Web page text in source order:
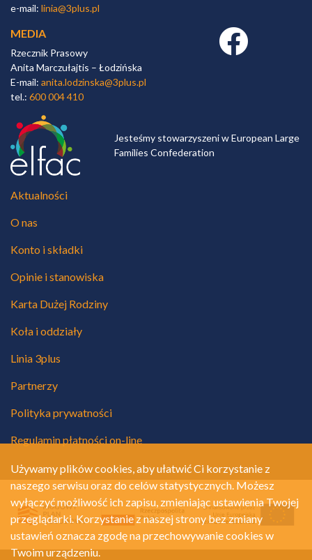
e-mail: linia@3plus.pl
MEDIA
Rzecznik Prasowy
Anita Marczułajtis – Łodzińska
E-mail: anita.lodzinska@3plus.pl
tel.: 600 004 410
Facebook link
Jesteśmy stowarzyszeni w European Large
Families Confederation
Aktualności
O nas
Konto i składki
Opinie i stanowiska
Karta Dużej Rodziny
Koła i oddziały
Linia 3plus
Partnerzy
Polityka prywatności
Regulamin płatności on-line
Używamy plików cookies, aby ułatwić Ci korzystanie z
naszego serwisu oraz do celów statystycznych. Możesz
wyłączyć możliwość ich zapisu, zmieniając ustawienia Twojej
przeglądarki. Korzystanie z naszej strony bez zmiany
ustawień oznacza zgodę na przechowywanie cookies w
Twoim urządzeniu.